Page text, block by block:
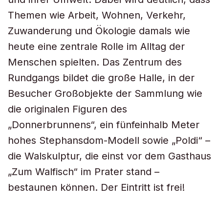
Themen wie Arbeit, Wohnen, Verkehr,
Zuwanderung und Ökologie damals wie
heute eine zentrale Rolle im Alltag der
Menschen spielten. Das Zentrum des
Rundgangs bildet die große Halle, in der
Besucher Großobjekte der Sammlung wie
die originalen Figuren des
„Donnerbrunnens“, ein fünfeinhalb Meter
hohes Stephansdom-Modell sowie „Poldi“ –
die Walskulptur, die einst vor dem Gasthaus
„Zum Walfisch“ im Prater stand –
bestaunen können. Der Eintritt ist frei!